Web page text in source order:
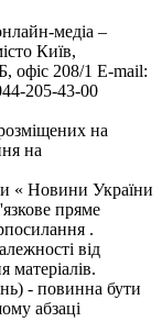
медіа –
Київ,
208/1 E-mail:
205-43-00
на
на
« Новини України
пряме
.
від
матеріалів.
- повинна бути
абзаці